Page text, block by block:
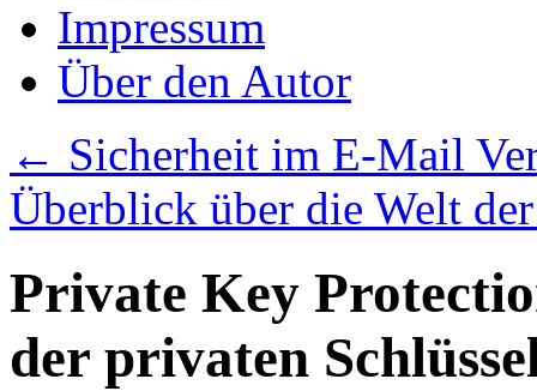
Impressum
Über den Autor
← Sicherheit im E-Mail
Überblick über die Welt
Private Key
der privaten